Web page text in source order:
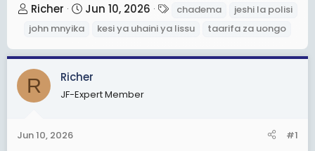
T
h
e
a
d
a
Richer
S
r
t
d
Jun 10, 2026
a
s
chadema
jeshi la polisi
john mnyika
kesi ya uhaini ya lissu taarifa za uongo
R Richer
JF-Expert Member
Jun 10, 2026 #1